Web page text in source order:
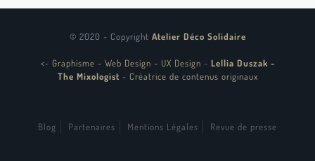
© 2020 - Copyright Atelier Déco Solidaire
<- Graphisme - Web Design - UX Design - Lellia Duszak -
The Mixologist - Créatrice de contenus originaux
Blog Partenaires Mentions Légales Revue de presse